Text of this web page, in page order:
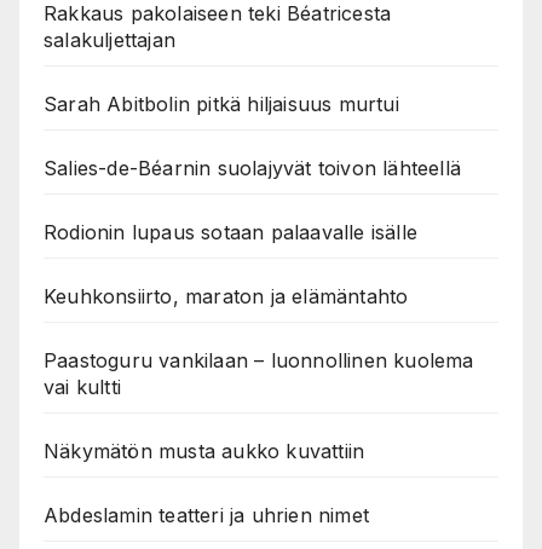
Rakkaus pakolaiseen teki Béatricesta
salakuljettajan
Sarah Abitbolin pitkä hiljaisuus murtui
Salies-de-Béarnin suolajyvät toivon lähteellä
Rodionin lupaus sotaan palaavalle isälle
Keuhkonsiirto, maraton ja elämäntahto
Paastoguru vankilaan – luonnollinen kuolema
vai kultti
Näkymätön musta aukko kuvattiin
Abdeslamin teatteri ja uhrien nimet